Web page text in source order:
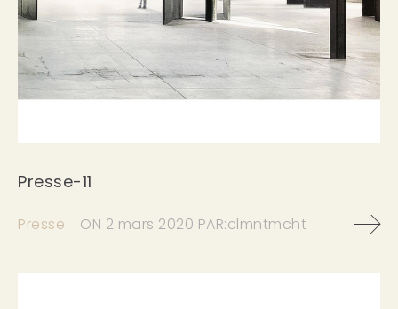
Presse-11
Presse ON 2 mars 2020 PAR:clmntmcht